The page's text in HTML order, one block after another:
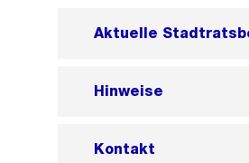
Aktuelle
Hinweise
Kontakt